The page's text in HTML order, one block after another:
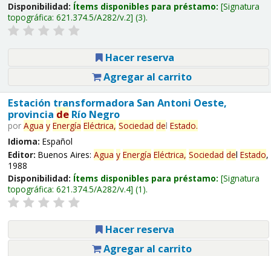
Disponibilidad: Ítems disponibles para préstamo: Signatura
topográfica: 621.374.5/A282/v.2 (3).
Hacer reserva
Agregar al carrito
Estación transformadora San Antoni Oeste,
provincia deRío Negro
por Agua y Energía Eléctrica, Sociedad del Estado.
Idioma: Español
Editor: Buenos Aires: Agua y Energía Eléctrica, Sociedad del Estado,
1988
Disponibilidad: Ítems disponibles para préstamo: Signatura
topográfica: 621.374.5/A282/v.4 (1).
Hacer reserva
Agregar al carrito